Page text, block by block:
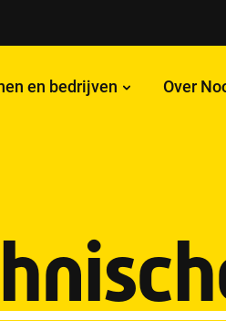
en bedrijven Over